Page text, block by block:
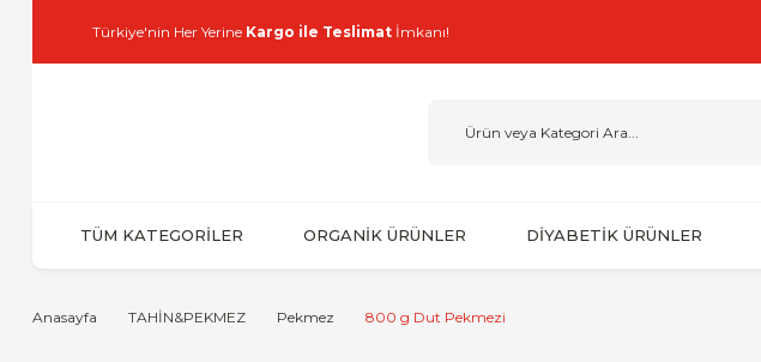
Türkiye'nin Her Yerine Kargo ile Teslimat İmkanı!
TÜM KATEGORİLER ORGANİK ÜRÜNLER DİYABETİK ÜRÜNLER
Anasayfa TAHİN&PEKMEZ Pekmez 800 g Dut Pekmezi